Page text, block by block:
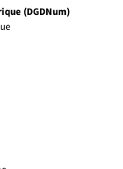
(DGDNum)
fenêtre)